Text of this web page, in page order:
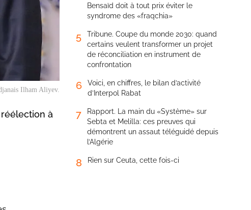
Ilham Aliyev.
à
Bensaïd doit à tout prix éviter le
syndrome des «fraqchia»
5
Tribune. Coupe du monde 2030: quand
certains veulent transformer un projet
de réconciliation en instrument de
confrontation
6
Voici, en chiffres, le bilan d’activité
d’Interpol Rabat
7
Rapport. La main du «Système» sur
Sebta et Melilla: ces preuves qui
démontrent un assaut téléguidé depuis
l’Algérie
8 Rien sur Ceuta, cette fois-ci